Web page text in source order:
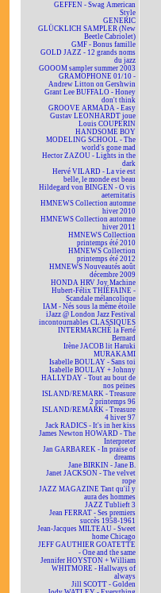
GEFFEN - Swag American
Style
GENERIC
GLÜCKLICH SAMPLER (New
Beetle Cabriolet)
GMF - Bonus famille
GOLD JAZZ - 12 grands noms
du jazz
GOOOM sampler summer 2003
GRAMOPHONE 01/10 -
Andrew Litton on Gershwin
Grant Lee BUFFALO - Honey
don't think
GROOVE ARMADA - Easy
Gustav LEONHARDT joue
Louis COUPERIN
HANDSOME BOY
MODELING SCHOOL - The
world's gone mad
Hector ZAZOU - Lights in the
dark
Hervé VILARD - La vie est
belle, le monde est beau
Hildegard von BINGEN - O vis
aeternitatis
HMNEWS Collection automne
hiver 2010
HMNEWS Collection automne
hiver 2011
HMNEWS Collection
printemps été 2010
HMNEWS Collection
printemps été 2012
HMNEWS Nouveautés août
décembre 2009
HONDA HRV Joy Machine
Hubert-Félix THIÉFAINE -
Scandale mélancolique
IAM - Nés sous la même étoile
iJazz @ London Jazz Festival
incontournables CLASSIQUES
INTERMARCHÉ la Ferté
Bernard
Irène JACOB lit Haruki
MURAKAMI
Isabelle BOULAY - Sans toi
Isabelle BOULAY + Johnny
HALLYDAY - Tout au bout de
nos peines
ISLAND/REMARK - Treasure
2 printemps 96
ISLAND/REMARK - Treasure
4 hiver 97
Jack RADICS - It's in her kiss
James Newton HOWARD - The
Interpreter
Jan GARBAREK - In praise of
dreams
Jane BIRKIN - Jane B.
Janet JACKSON - The velvet
rope
JAZZ MAGAZINE Tant qu'il y
aura des hommes
JAZZ Tublieft 3
Jean FERRAT - Ses premiers
succès 1958-1961
Jean-Jacques MILTEAU - Sweet
home Chicago
JEFF GAUTHIER GOATETTE
- One and the same
Jennifer HOYSTON + William
WHITMORE - Hallways of
always
Jill SCOTT - Golden